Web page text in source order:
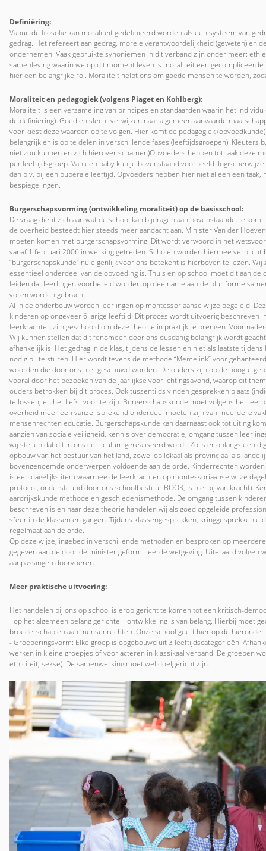
Definiëring:
Vanuit de filosofie kan moraliteit gedefinieerd worden als een systeem van
gedrag. Het refereert aan gedrag, morele verantwoordelijkheid (geweten) en
ondernemen. Vaak gebruikte synoniemen in dit verband zijn onder meer:
samenleving waarin we op dit moment leven is moraliteit een
hier een belangrijke rol. Moraliteit helpt ons om goede mensen te worden,
Moraliteit en pedagogiek (volgens Piaget en Kohlberg):
Moraliteit is een verzameling van principes en standaarden waarin het
de definiëring). Goed en slecht verwijzen naar algemeen aanvaarde
voor kiest deze waarden op te volgen. Hier komt de pedagogiek
belangrijk en is op te delen in verschillende fases (leeftijdsgroepen). Kleuters
niet zou kunnen en zich hierover schamen)Opvoeders hebben tot taak deze
per leeftijdsgroep. Van een baby kun je bovenstaand voorbeeld
dan b.v. bij een puberale leeftijd. Opvoeders hebben hier niet alleen een
bespiegelingen.
Burgerschapsvorming (ontwikkeling moraliteit) op de basisschool:
De vraag dient zich aan wat de school kan bijdragen aan bovenstaande. Je
de overheid besteedt hier steeds meer aandacht aan. Minister Van der
moeten komen met burgerschapsvorming. Dit wordt verwoord in het
vanaf 1 februari 2006 in werking getreden. Scholen worden hiermee
“burgerschapskunde” nu eigenlijk voor ons betekent is hierboven te lezen.
essentieel onderdeel van de opvoeding is. Thuis en op school moet dit aan
leiden dat leerlingen voorbereid worden op deelname aan de pluriforme
voren worden gebracht.
Al in de onderbouw worden leerlingen op montessoriaanse wijze begeleid.
kinderen op ongeveer 6 jarige leeftijd. Dit proces wordt uitvoerig beschreven
leerkrachten zijn geschoold om deze theorie in praktijk te brengen. Voor
Wij kunnen stellen dat dit fenomeen door ons dusdanig belangrijk wordt
afhankelijk is. Het gedrag in de klas, tijdens de lessen en niet als laatste
nodig bij te sturen. Hier wordt tevens de methode “Memelink” voor
woorden die door ons niet geschuwd worden. De ouders zijn op de hoogte
vooral door het bezoeken van de jaarlijkse voorlichtingsavond, waarop dit
ouders betrokken bij dit proces. Ook tussentijds vinden gesprekken plaats
te lossen, en het liefst voor te zijn. Burgerschapskunde moet volgens het
overheid meer een vanzelfsprekend onderdeel moeten zijn van meerdere
mensenrechten educatie. Burgerschapskunde kan daarnaast ook tot uiting
aanzien van sociale veiligheid, kennis over democratie, omgang tussen
wij stellen dat dit in ons curriculum gerealiseerd wordt. Zo is er onlangs een
opbouw van het bestuur van het land, zowel op lokaal als provinciaal als
bovengenoemde onderwerpen voldoende aan de orde. Kinderrechten
is een dagelijks item waarmee de leerkrachten op montessoriaanse wijze
protocol, ondersteund door ons schoolbestuur BOOR, is hierbij van kracht).
aardrijkskunde methode en geschiedenismethode. De omgang tussen
beschreven is en naar deze theorie handelen wij als goed opgeleide
sfeer in de klassen en gangen. Tijdens klassengesprekken, kringgesprekken
regelmaat aan de orde.
Op deze wijze, ingebed in verschillende methoden en besproken op
gegeven aan de door de minister geformuleerde wetgeving. Uiteraard volgen
aanpassingen doorvoeren.
Meer praktische uitvoering:
Het handelen bij ons op school is erop gericht te komen tot een kritisch-
- op het algemeen belang gerichte – ontwikkeling is van belang. Hierbij moet
broederschap en aan mensenrechten. Onze school geeft hier op de
- Groeperingsvorm: Elke groep is opgebouwd uit 3 leeftijdscategorieën.
werken in kleine groepjes of voor acteren in klassikaal verband. De groepen
etniciteit, sekse). De samenwerking moet wel doelgericht zijn.